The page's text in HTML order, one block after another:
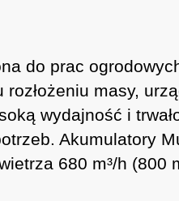
do prac
masy,
wydajność i
Akumulatory
680 m³/h (800